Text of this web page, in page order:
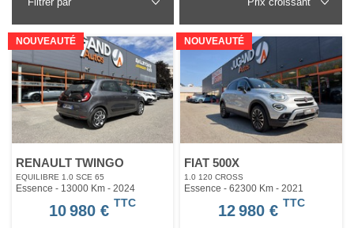
NOUVEAUTÉ
RENAULT TWINGO
EQUILIBRE 1.0 SCE 65
Essence - 13000 Km - 2024
10 980 € TTC
NOUVEAUTÉ
FIAT 500X
1.0 120 CROSS
Essence - 62300 Km- 2021
12 980 € TTC